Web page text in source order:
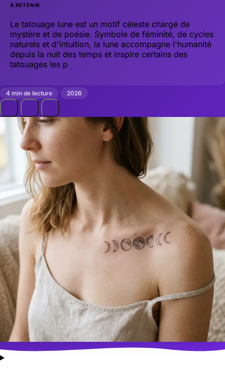
À RETENIR
Le tatouage lune est un motif céleste chargé de
mystère et de poésie. Symbole de féminité, de cycles
naturels et d'intuition, la lune accompagne l'humanité
depuis la nuit des temps et inspire certains des
tatouages les p
4 min de lecture 2026